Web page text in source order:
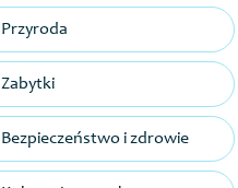
Przyroda
Zabytki
Bezpieczeństwo i zdrowie